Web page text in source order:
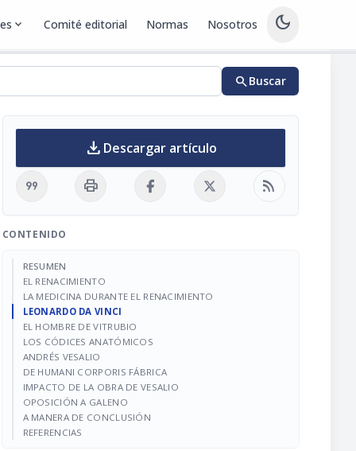
expand_more Comité editorial Normas Nosotros dark_mode
searchBuscar
download Descargar artículo
format_quote print rss_feed
CONTENIDO
RESUMEN
EL RENACIMIENTO
LA MEDICINA DURANTE EL RENACIMIENTO
LEONARDO DA VINCI
EL HOMBRE DE VITRUBIO
LOS CÓDICES ANATÓMICOS
ANDRÉS VESALIO
DE HUMANI CORPORIS FÁBRICA
IMPACTO DE LA OBRA DE VESALIO
OPOSICIÓN A GALENO
A MANERA DE CONCLUSIÓN
REFERENCIAS